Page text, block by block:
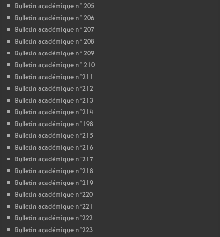
Bulletin académique n° 205
Bulletin académique n° 206
Bulletin académique n° 207
Bulletin académique n° 208
Bulletin académique n° 209
Bulletin académique n° 210
Bulletin académique n°211
Bulletin académique n°212
Bulletin académique n°213
Bulletin académique n°214
Bulletin académique n°198
Bulletin académique n°215
Bulletin académique n°216
Bulletin académique n°217
Bulletin académique n°218
Bulletin académique n°219
Bulletin académique n°220
Bulletin académique n°221
Bulletin académique n°222
Bulletin académique n°223